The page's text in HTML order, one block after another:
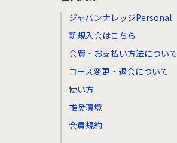
ジャパンナレッジPersonal
新規入会はこちら
会費・お支払い方法について
コース変更・退会について
使い方
推奨環境
会員規約